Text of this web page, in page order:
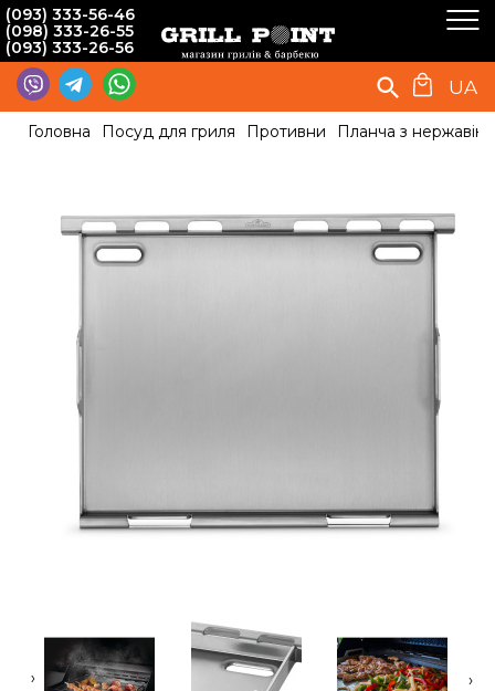
(093) 333-56-46
(098) 333-26-55
(093) 333-26-56
UA
Головна Посуд для гриля Противни Планча з
‹ ›